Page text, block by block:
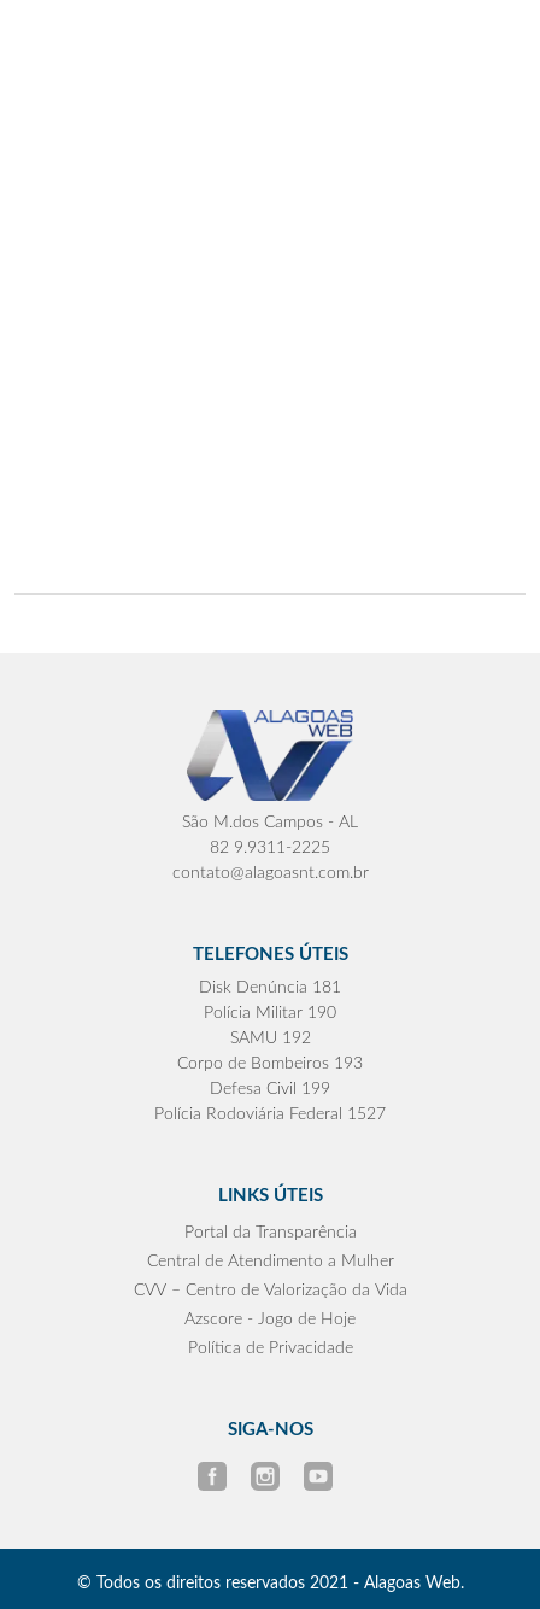
São M.dos Campos - AL
82 9.9311-2225
contato@alagoasnt.com.br
TELEFONES ÚTEIS
Disk Denúncia 181
Polícia Militar 190
SAMU 192
Corpo de Bombeiros 193
Defesa Civil 199
Polícia Rodoviária Federal 1527
LINKS ÚTEIS
Portal da Transparência
Central de Atendimento a Mulher
CVV – Centro de Valorização da Vida
Azscore - Jogo de Hoje
Política de Privacidade
SIGA-NOS
© Todos os direitos reservados 2021 - Alagoas Web.